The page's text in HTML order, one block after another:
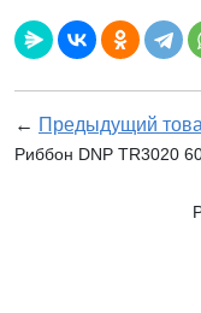
← Предыдущий
Риббон DNP TR3020